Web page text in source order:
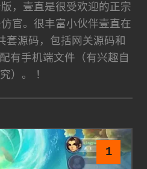
，壹直是很受欢迎的正宗
官。很丰富小伙伴壹直在
套源码，包括网关源码和
有手机端文件（有兴趣自
）。 ！
1